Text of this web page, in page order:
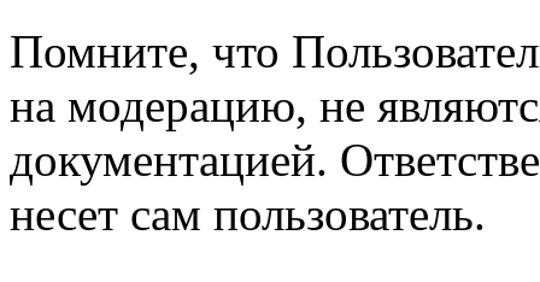
Помните, что
на модерацию, не
документацией.
несет сам пользователь.